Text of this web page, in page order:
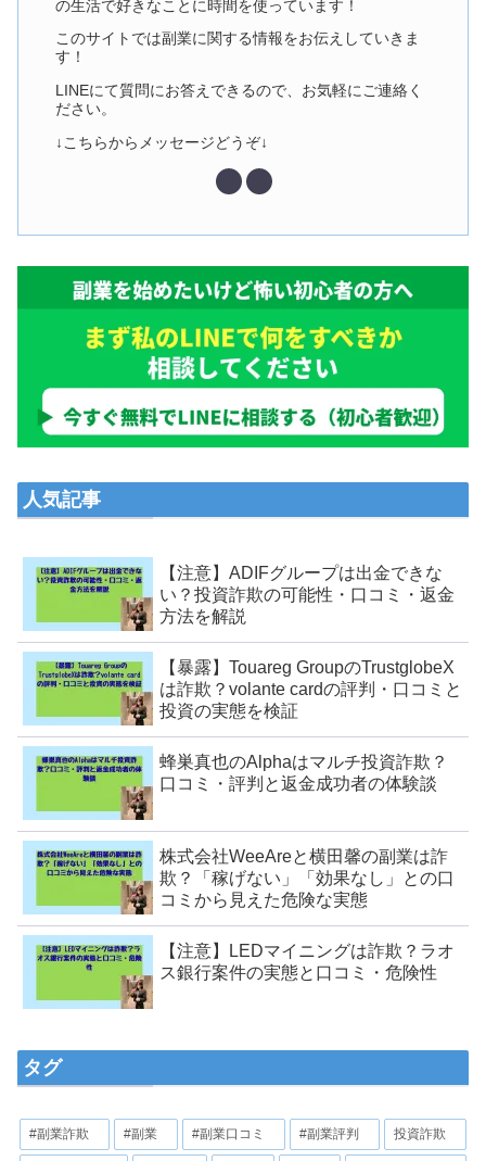
の生活で好きなことに時間を使っています！
このサイトでは副業に関する情報をお伝えしていきま
す！
LINEにて質問にお答えできるので、お気軽にご連絡く
ださい。
↓こちらからメッセージどうぞ↓
人気記事
【注意】ADIFグループは出金できな
い？投資詐欺の可能性・口コミ・返金
方法を解説
【暴露】Touareg GroupのTrustglobeX
は詐欺？volante cardの評判・口コミと
投資の実態を検証
蜂巣真也のAlphaはマルチ投資詐欺？
口コミ・評判と返金成功者の体験談
株式会社WeeAreと横田馨の副業は詐
欺？「稼げない」「効果なし」との口
コミから見えた危険な実態
【注意】LEDマイニングは詐欺？ラオ
ス銀行案件の実態と口コミ・危険性
タグ
#副業詐欺 #副業 #副業口コミ #副業評判 投資詐欺